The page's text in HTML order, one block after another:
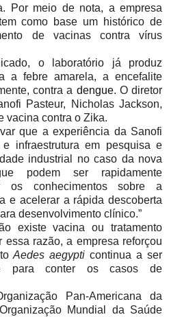
Por meio de nota, a empresa
como base um histórico de
de vacinas contra vírus
o laboratório já produz
a febre amarela, a encefalite
contra a dengue. O diretor
Pasteur, Nicholas Jackson,
vacina contra o Zika.
que a experiência da Sanofi
infraestrutura em pesquisa e
industrial no caso da nova
podem ser rapidamente
os conhecimentos sobre a
e acelerar a rápida descoberta
desenvolvimento clínico.”
existe vacina ou tratamento
razão, a empresa reforçou
Aedes aegypti continua a ser
para conter os casos de
Pan-Americana da
Mundial da Saúde